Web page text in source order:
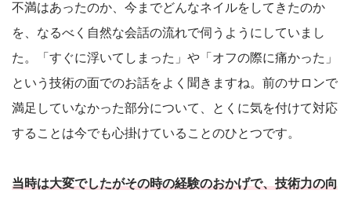
不満はあったのか、今までどんなネイルをしてきたのか
を、なるべく自然な会話の流れで伺うようにしていまし
た。「すぐに浮いてしまった」や「オフの際に痛かった」
という技術の面でのお話をよく聞きますね。前のサロンで
満足していなかった部分について、とくに気を付けて対応
することは今でも心掛けていることのひとつです。
当時は大変でしたがその時の経験のおかげで、技術力の向